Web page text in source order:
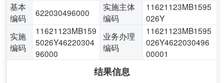
基本
编码
622030496000
实施主体
编码
11621123MB1595
026Y
实施
编码
11621123MB159
5026Y46220304
96000
业务办理
编码
11621123MB1595
026Y4622030496
00001
结果信息